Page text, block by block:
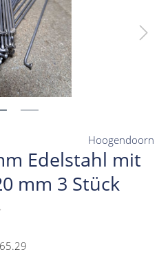
Edelstahl mit
mm 3 Stück
Hoogendoorn